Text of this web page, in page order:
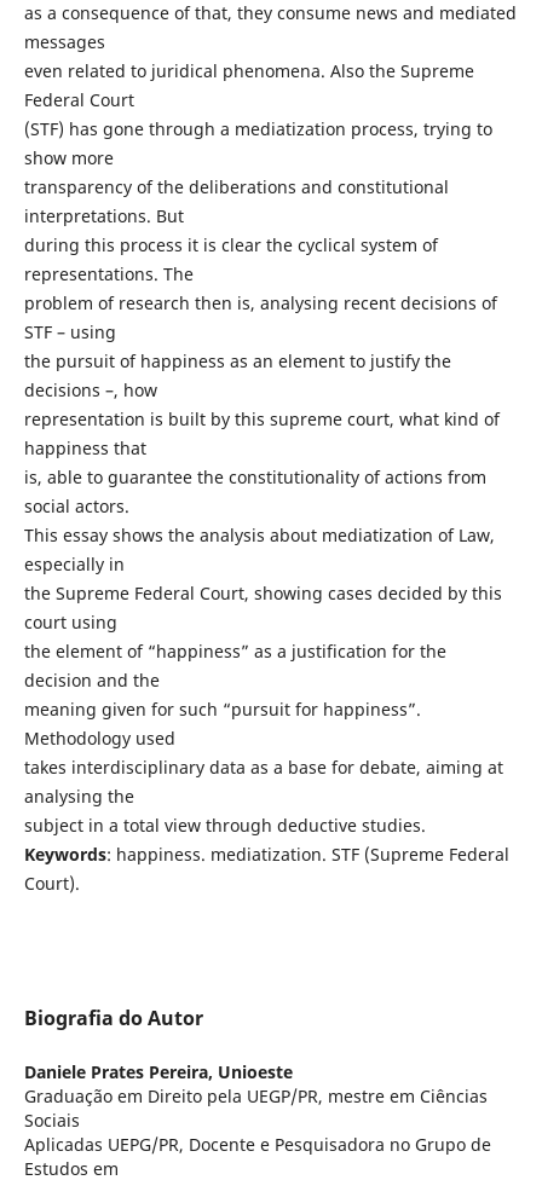
as a consequence of that, they consume news and mediated
messages
even related to juridical phenomena. Also the Supreme
Federal Court
(STF) has gone through a mediatization process, trying to
show more
transparency of the deliberations and constitutional
interpretations. But
during this process it is clear the cyclical system of
representations. The
problem of research then is, analysing recent decisions of
STF – using
the pursuit of happiness as an element to justify the
decisions –, how
representation is built by this supreme court, what kind of
happiness that
is, able to guarantee the constitutionality of actions from
social actors.
This essay shows the analysis about mediatization of Law,
especially in
the Supreme Federal Court, showing cases decided by this
court using
the element of “happiness” as a justification for the
decision and the
meaning given for such “pursuit for happiness”.
Methodology used
takes interdisciplinary data as a base for debate, aiming at
analysing the
subject in a total view through deductive studies.
Keywords: happiness. mediatization. STF (Supreme Federal
Court).
Biografia do Autor
Daniele Prates Pereira, Unioeste
Graduação em Direito pela UEGP/PR, mestre em Ciências
Sociais
Aplicadas UEPG/PR, Docente e Pesquisadora no Grupo de
Estudos em